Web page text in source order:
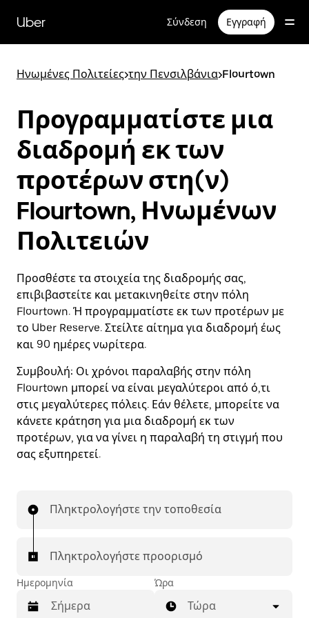
κύριο
περιεχόμενο
Uber Σύνδεση Εγγραφή
Ηνωμένες Πολιτείες>την Πενσιλβάνια>Flourtown
Προγραμματίστε μια
διαδρομή εκ των
προτέρων στη(ν)
Flourtown, Ηνωμένων
Πολιτειών
Προσθέστε τα στοιχεία της διαδρομής σας,
επιβιβαστείτε και μετακινηθείτε στην πόλη
Flourtown. Ή προγραμματίστε εκ των προτέρων με
το Uber Reserve. Στείλτε αίτημα για διαδρομή έως
και 90 ημέρες νωρίτερα.
Συμβουλή: Οι χρόνοι παραλαβής στην πόλη
Flourtown μπορεί να είναι μεγαλύτεροι από ό,τι
στις μεγαλύτερες πόλεις. Εάν θέλετε, μπορείτε να
κάνετε κράτηση για μια διαδρομή εκ των
προτέρων, για να γίνει η παραλαβή τη στιγμή που
σας εξυπηρετεί.
Πληκτρολογήστε την τοποθεσία
Πληκτρολογήστε προορισμό
Ημερομηνία Ώρα
Τώρα